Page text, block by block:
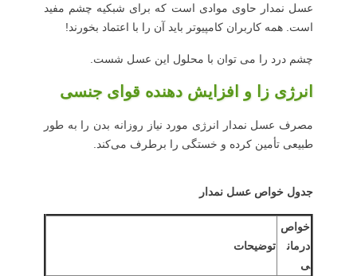
عسل نمدار حاوی موادی است که برای شبکیه چشم مفید
است. همه کاربران کامپیوتر باید آن را با اعتماد بخورند!
چشم درد را می توان با محلول این عسل شست.
انرژی زا و افزایش دهنده قوای جنسی
مصرف عسل نمدار انرژی مورد نیاز روزانه بدن را به طور
طبیعی تأمین کرده و خستگی را برطرف می‌کند.
جدول خواص عسل نمدار
خواص
درمان
ی
توضیحات